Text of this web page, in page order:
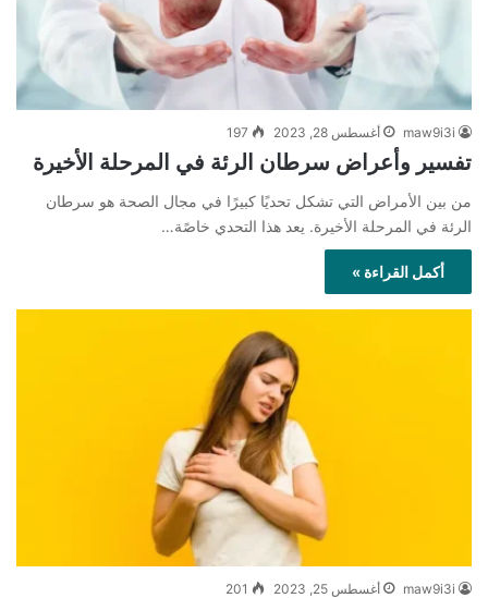
maw9i3i أغسطس 28, 2023 197
تفسير وأعراض سرطان الرئة في المرحلة الأخيرة
من بين الأمراض التي تشكل تحديًا كبيرًا في مجال الصحة هو سرطان
الرئة في المرحلة الأخيرة. يعد هذا التحدي خاصًة…
أكمل القراءة »
maw9i3i أغسطس 25, 2023 201